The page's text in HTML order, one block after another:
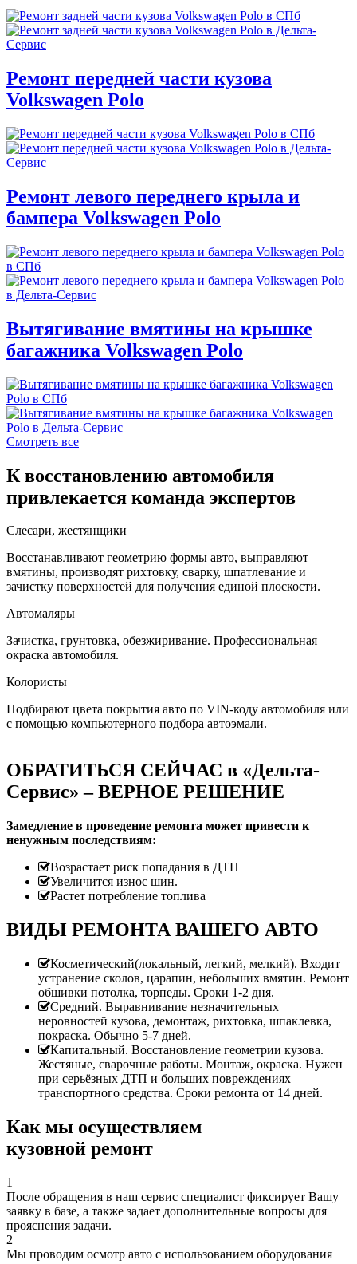
Ремонт передней части кузова
Volkswagen Polo
Ремонт левого переднего крыла и
бампера Volkswagen Polo
Вытягивание вмятины на крышке
багажника Volkswagen Polo
Смотреть все
К восстановлению автомобиля
привлекается команда экспертов
Слесари, жестянщики
Восстанавливают геометрию формы авто, выправляют
вмятины, производят рихтовку, сварку, шпатлевание и
зачистку поверхностей для получения единой плоскости.
Автомаляры
Зачистка, грунтовка, обезжиривание. Профессиональная
окраска автомобиля.
Колористы
Подбирают цвета покрытия авто по VIN-коду автомобиля или
с помощью компьютерного подбора автоэмали.
ОБРАТИТЬСЯ СЕЙЧАС в «Дельта-
Сервис» – ВЕРНОЕ РЕШЕНИЕ
Замедление в проведение ремонта может привести к
ненужным последствиям:
Возрастает риск попадания в ДТП
Увеличится износ шин.
Растет потребление топлива
ВИДЫ РЕМОНТА ВАШЕГО АВТО
Косметический(локальный, легкий, мелкий). Входит
устранение сколов, царапин, небольших вмятин. Ремонт
обшивки потолка, торпеды. Сроки 1-2 дня.
Средний. Выравнивание незначительных
неровностей кузова, демонтаж, рихтовка, шпаклевка,
покраска. Обычно 5-7 дней.
Капитальный. Восстановление геометрии кузова.
Жестяные, сварочные работы. Монтаж, окраска. Нужен
при серьёзных ДТП и больших повреждениях
транспортного средства. Сроки ремонта от 14 дней.
Как мы осуществляем
кузовной ремонт
1
После обращения в наш сервис специалист фиксирует Вашу
заявку в базе, а также задает дополнительные вопросы для
прояснения задачи.
2
Мы проводим осмотр авто с использованием оборудования